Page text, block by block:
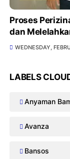
Proses
dan
WEDNESDAY,
LABELS
Anyaman
Avanza
Bansos